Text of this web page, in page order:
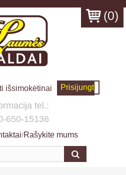
išsimokėtinai Prisijungti
tel.:
650-15136
/Rašykite mums
(0)